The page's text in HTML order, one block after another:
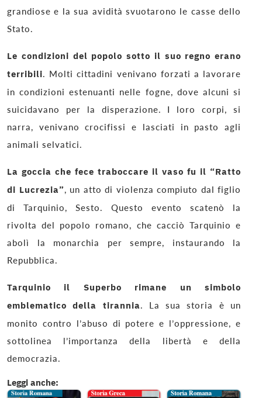
grandiose e la sua avidità svuotarono le casse dello
Stato.
Le condizioni del popolo sotto il suo regno erano
terribili. Molti cittadini venivano forzati a lavorare
in condizioni estenuanti nelle fogne, dove alcuni si
suicidavano per la disperazione. I loro corpi, si
narra, venivano crocifissi e lasciati in pasto agli
animali selvatici.
La goccia che fece traboccare il vaso fu il “Ratto
di Lucrezia”, un atto di violenza compiuto dal figlio
di Tarquinio, Sesto. Questo evento scatenò la
rivolta del popolo romano, che cacciò Tarquinio e
abolì la monarchia per sempre, instaurando la
Repubblica.
Tarquinio il Superbo rimane un simbolo
emblematico della tirannia. La sua storia è un
monito contro l’abuso di potere e l’oppressione, e
sottolinea l’importanza della libertà e della
democrazia.
Leggi anche: